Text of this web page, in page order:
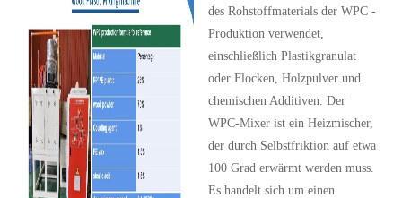
des Rohstoffmaterials der WPC -
Produktion verwendet,
einschließlich Plastikgranulat
oder Flocken, Holzpulver und
chemischen Additiven. Der
WPC-Mixer ist ein Heizmischer,
der durch Selbstfriktion auf etwa
100 Grad erwärmt werden muss.
Es handelt sich um einen